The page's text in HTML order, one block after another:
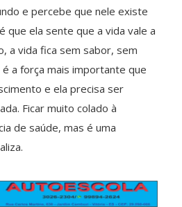
e percebe que nele existe
que ela sente que a vida vale a
a vida fica sem sabor, sem
a força mais importante que
e ela precisa ser
Ficar muito colado à
de saúde, mas é uma